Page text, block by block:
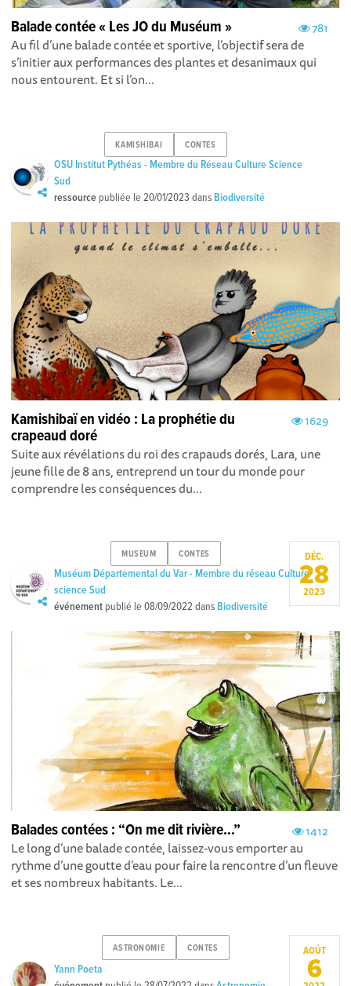
781
Balade contée « Les JO du Muséum »
Au fil d’une balade contée et sportive, l’objectif sera de
s’initier aux performances des plantes et desanimaux qui
nous entourent. Et si l’on...
KAMISHIBAI CONTES
OSU Institut Pythéas - Membre du Réseau Culture Science
Sud
ressource publiée le20/01/2023 dans Biodiversité
1629
Kamishibaï en vidéo : La prophétie du
crapeaud doré
Suite aux révélations du roi des crapauds dorés, Lara, une
jeune fille de 8 ans, entreprend un tour du monde pour
comprendre les conséquences du...
MUSEUM CONTES
Muséum Départemental du Var - Membre du réseau Culture
science Sud
événement publié le08/09/2022 dans Biodiversité
DÉC.
28
2023
1412
Balades contées : “On me dit rivière…”
Le long d’une balade contée, laissez-vous emporter au
rythme d’une goutte d’eau pour faire la rencontre d’un fleuve
et ses nombreux habitants. Le...
ASTRONOMIE CONTES
Yann Poeta
AOÛT
6